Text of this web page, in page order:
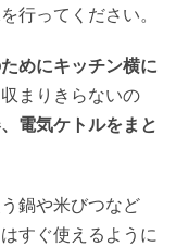
行ってください。
めにキッチン横に
まりきらないの
電気ケトルをまと
鍋や米びつなど
すぐ使えるように